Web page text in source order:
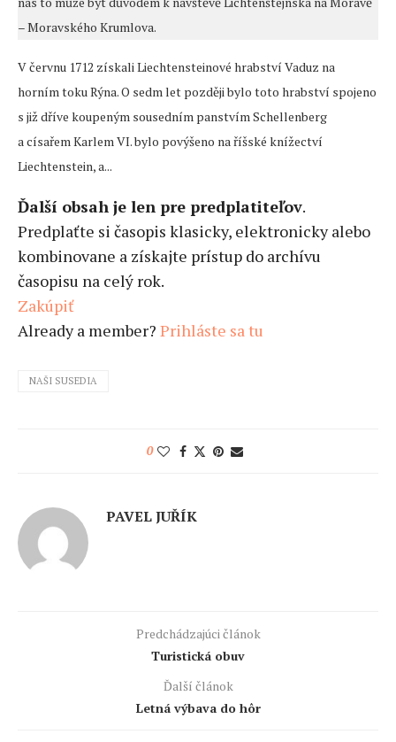
– Moravského Krumlova.
V červnu 1712 získali Liechtensteinové hrabství Vaduz na
horním toku Rýna. O sedm let později bylo toto hrabství spojeno
s již dříve koupeným sousedním panstvím Schellenberg
a císařem Karlem VI. bylo povýšeno na říšské knížectví
Liechtenstein, a...
Ďalší obsah je len pre predplatiteľov.
Predplaťte si časopis klasicky, elektronicky alebo
kombinovane a získajte prístup do archívu
časopisu na celý rok.
Zakúpiť
Already a member? Prihláste sa tu
NAŠI SUSEDIA
0
PAVEL JUŘÍK
Predchádzajúci článok
Turistická obuv
Ďalší článok
Letná výbava do hôr